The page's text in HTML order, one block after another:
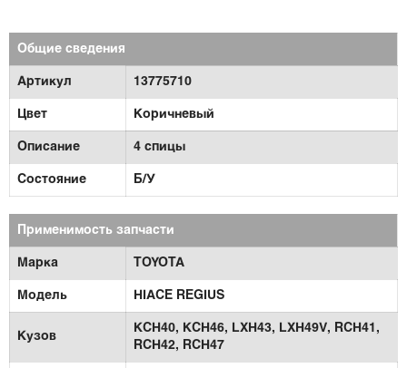
Общие сведения
Артикул 13775710
Цвет Коричневый
Описание 4 спицы
Состояние Б/У
Применимость запчасти
Марка TOYOTA
Модель HIACE REGIUS
Кузов
KCH40, KCH46, LXH43, LXH49V,
RCH41,
RCH42,
RCH47